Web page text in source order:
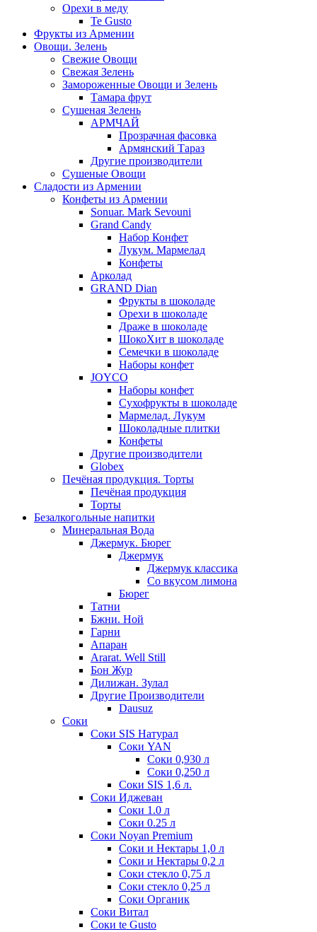
Орехи в меду
Te Gusto
Фрукты из Армении
Овощи. Зелень
Свежие Овощи
Свежая Зелень
Замороженные Овощи и Зелень
Тамара фрут
Сушеная Зелень
АРМЧАЙ
Прозрачная фасовка
Армянский Тараз
Другие производители
Сушеные Овощи
Сладости из Армении
Конфеты из Армении
Sonuar. Mark Sevouni
Grand Candy
Набор Конфет
Лукум. Мармелад
Конфеты
Арколад
GRAND Dian
Фрукты в шоколаде
Орехи в шоколаде
Драже в шоколаде
ШокоХит в шоколаде
Семечки в шоколаде
Наборы конфет
JOYCO
Наборы конфет
Сухофрукты в шоколаде
Мармелад. Лукум
Шоколадные плитки
Конфеты
Другие производители
Globex
Печёная продукция. Торты
Печёная продукция
Торты
Безалкогольные напитки
Минеральная Вода
Джермук. Бюрег
Джермук
Джермук классика
Со вкусом лимона
Бюрег
Татни
Бжни. Ной
Гарни
Апаран
Ararat. Well Still
Бон Жур
Дилижан. Зулал
Другие Производители
Dausuz
Соки
Соки SIS Натурал
Соки YAN
Соки 0,930 л
Соки 0,250 л
Соки SIS 1,6 л.
Соки Иджеван
Соки 1.0 л
Соки 0.25 л
Соки Noyan Premium
Соки и Нектары 1,0 л
Соки и Нектары 0,2 л
Соки стекло 0,75 л
Соки стекло 0,25 л
Соки Органик
Соки Витал
Соки te Gusto